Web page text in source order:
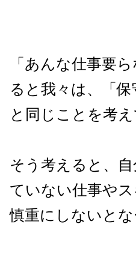
「あんな仕事要
ると我々は、「
と同じことを考
そう考えると、
ていない仕事や
慎重にしないと